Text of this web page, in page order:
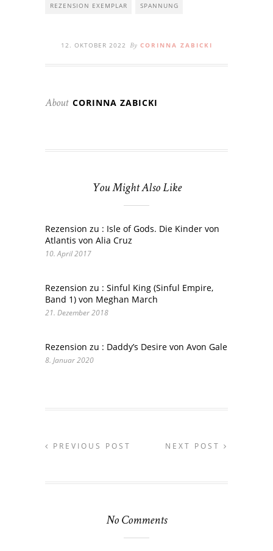
REZENSION EXEMPLAR SPANNUNG
12. OKTOBER 2022 By CORINNA ZABICKI
About CORINNA ZABICKI
You Might Also Like
Rezension zu : Isle of Gods. Die Kinder von
Atlantis von Alia Cruz
10. April 2017
Rezension zu : Sinful King (Sinful Empire,
Band 1) von Meghan March
21. Dezember 2018
Rezension zu : Daddy’s Desire von Avon Gale
8. Januar 2020
PREVIOUS POST NEXT POST
No Comments